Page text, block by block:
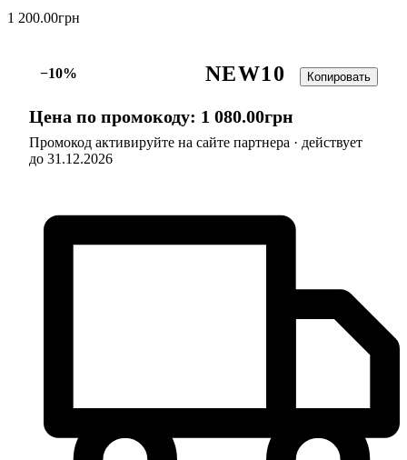
1 200.00грн
−10% NEW10 Копировать
Цена по промокоду: 1 080.00грн
Промокод активируйте на сайте партнера · действует
до 31.12.2026